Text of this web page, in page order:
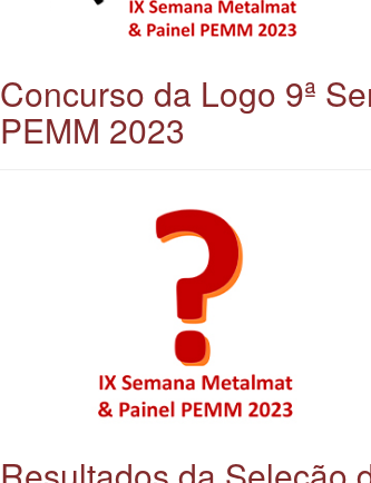
Concurso da Logo 9ª
PEMM 2023